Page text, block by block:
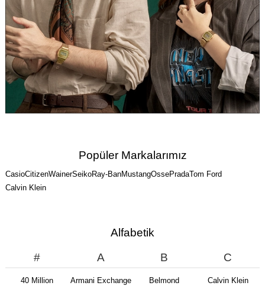
Popüler Markalarımız
CasioCitizenWainerSeikoRay-BanMustangOssePradaTom Ford
Calvin Klein
Alfabetik
#
40 Million
A
Armani Exchange
B
Belmond
C
Calvin Klein